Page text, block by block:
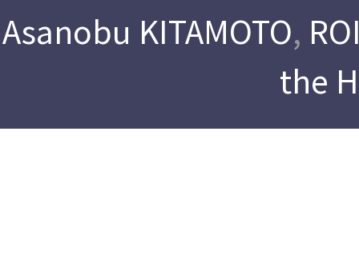
Asanobu KITAMOTO,
the